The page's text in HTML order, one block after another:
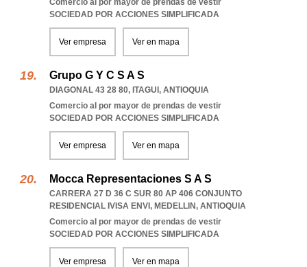
Comercio al por mayor de prendas de vestir
SOCIEDAD POR ACCIONES SIMPLIFICADA
Ver empresa Ver en mapa
Grupo G Y C S A S
DIAGONAL 43 28 80, ITAGUI , ANTIOQUIA
Comercio al por mayor de prendas de vestir
SOCIEDAD POR ACCIONES SIMPLIFICADA
Ver empresa Ver en mapa
Mocca Representaciones S A S
CARRERA 27 D 36 C SUR 80 AP 406 CONJUNTO
RESIDENCIAL IVISA ENVI , MEDELLIN, ANTIOQUIA
Comercio al por mayor de prendas de vestir
SOCIEDAD POR ACCIONES SIMPLIFICADA
Ver empresa Ver en mapa